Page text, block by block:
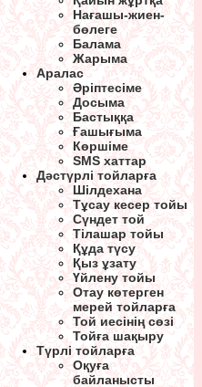
Нағашы-жиен-
бөлеге
Балама
Жарыма
Аралас
Әріптесіме
Досыма
Бастыққа
Ғашығыма
Көршіме
SMS хаттар
Дәстүрлі тойларға
Шілдехана
Тұсау кесер тойы
Сүндет той
Тілашар тойы
Құда түсу
Қыз ұзату
Үйлену тойы
Отау көтерген
мерей тойларға
Той иесінің сөзі
Тойға шақыру
Түрлі тойларға
Оқуға
байланысты